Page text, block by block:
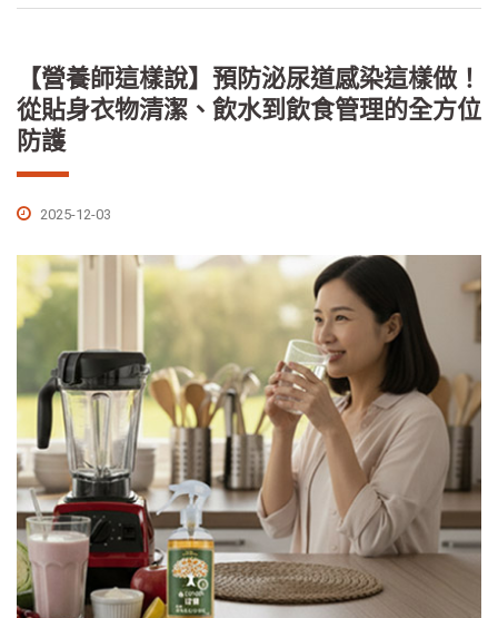
【營養師這樣說】預防泌尿道感染這樣做！
從貼身衣物清潔、飲水到飲食管理的全方位
防護
2025-12-03